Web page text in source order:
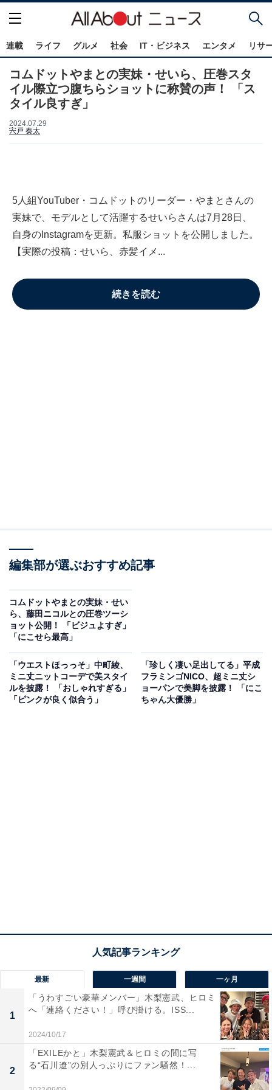
連載 ライフ グルメ 社会 IT・ビジネス エンタメ リサ
コムドットやまとの実妹・せいら、圧巻スタ
イル際立つ腹ちらショットに称賛の声！ 「ス
タイル良すぎ」
2024.07.29
宍戸 奏太
5人組YouTuber・コムドットのリーダー・やまとさんの
実妹で、モデルとして活躍するせいらさんは7月28日、
自身のInstagramを更新。私服ショットを公開しました。
【実際の投稿：せいら、赤髪イメ...
続きを読む
編集部が選ぶおすすめ記事
コムドットやまとの実妹・せい
ら、藤田ニコルとの圧巻ツーシ
ョット公開！ 「ビジュよすぎ」
「にこせら最高」
「ウエストほっっそ」中町綾、
ミニ丈ニットコーデで美スタイ
ルを披露！ 「おしゃれすぎる」
「ピンクが良く似合う」
「珍しく凄い足出してる」平成
フラミンゴNICO、超ミニ丈シ
ョーパンで美脚を披露！ 「にこ
ちゃん大優勝」
最新 一週間 一ヶ月
1
「うわすごい豪華メンバー」木梨憲武、ヒロミ
へ「連絡ください！」呼び掛ける。ISS...
2024/10/17
2
「EXILEかと」木梨憲武＆ヒロミの間に写
る“石川遼”の別人っぷりにファン騒然！...